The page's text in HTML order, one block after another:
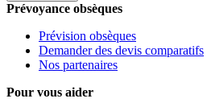
Prévoyance obsèques
Prévision obsèques
Demander des devis comparatifs
Nos partenaires
Pour vous aider